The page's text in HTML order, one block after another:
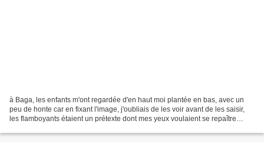
à Baga, les enfants m'ont regardée d'en haut moi plantée en bas, avec un
peu de honte car en fixant l'image, j'oubliais de les voir avant de les saisir,
les flamboyants étaient un prétexte dont mes yeux voulaient se repaître